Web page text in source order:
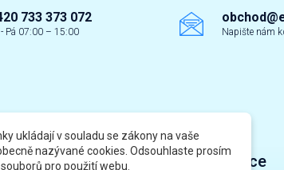
733 373 072
- Pá 07:00 – 15:00 Napište nám
Informace
ukládají v souladu se zákony na vaše
nazývané cookies. Odsouhlaste prosím
pro použití webu.